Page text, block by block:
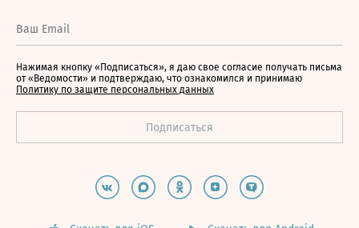
Нажимая кнопку «Подписаться», я даю свое согласие получать письма
от «Ведомости» и подтверждаю, что ознакомился и принимаю
Политику по защите персональных данных